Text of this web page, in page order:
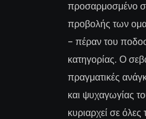
προσαρμοσμένο
προβολής των
– πέραν του
κατηγορίας. Ο
πραγματικές
και ψυχαγωγίας
κυριαρχεί σε όλες